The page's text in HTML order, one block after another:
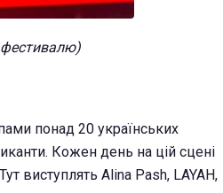
фестивалю)
понад 20 українських
Кожен день на цій сцені
виступлять Alina Pash, LAYAH,